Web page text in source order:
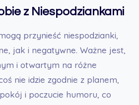
z Niespodziankami
przynieść niespodzianki,
jak i negatywne. Ważne jest,
i otwartym na różne
nie idzie zgodnie z planem,
i poczucie humoru, co